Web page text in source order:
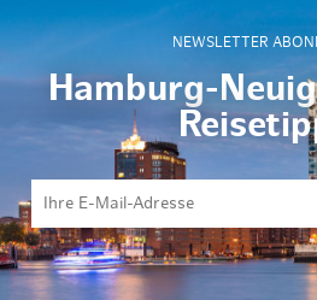
NEWSLETTER
Hamburg-